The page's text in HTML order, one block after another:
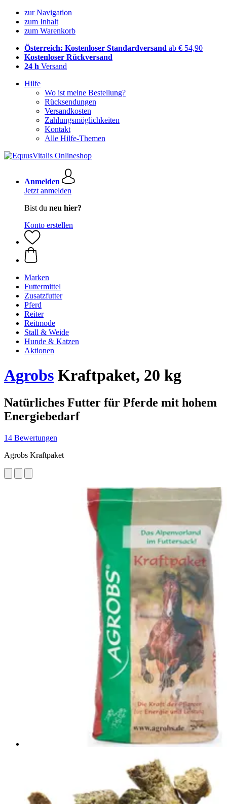
zur Navigation
zum Inhalt
zum Warenkorb
Österreich: Kostenloser Standardversand ab € 54,90
Kostenloser Rückversand
24 h Versand
Hilfe
Wo ist meine Bestellung?
Rücksendungen
Versandkosten
Zahlungsmöglichkeiten
Kontakt
Alle Hilfe-Themen
Anmelden
Jetzt anmelden
Bist du neu hier?
Konto erstellen
Marken
Futtermittel
Zusatzfutter
Pferd
Reiter
Reitmode
Stall & Weide
Hunde & Katzen
Aktionen
Agrobs Kraftpaket, 20 kg
Natürliches Futter für Pferde mit hohem
Energiebedarf
14 Bewertungen
Agrobs Kraftpaket